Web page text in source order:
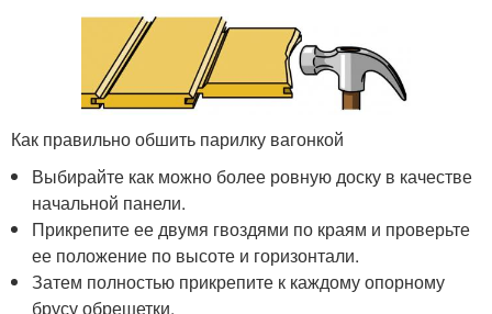
Как правильно обшить парилку вагонкой
Выбирайте как можно более ровную доску в качестве
начальной панели.
Прикрепите ее двумя гвоздями по краям и проверьте
ее положение по высоте и горизонтали.
Затем полностью прикрепите к каждому опорному
брусу обрешетки.